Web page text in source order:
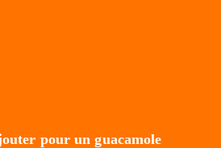
pour un guacamole